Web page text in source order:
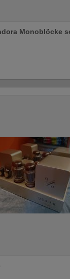
Monoblöcke